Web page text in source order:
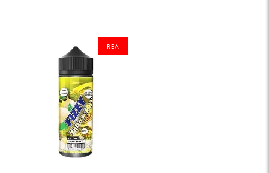
REA
WAS:
249.00 KR.
IS:
179.00 KR.